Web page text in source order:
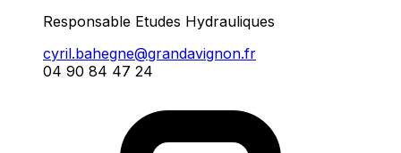
Responsable Etudes Hydrauliques
cyril.bahegne@grandavignon.fr
04 90 84 47 24